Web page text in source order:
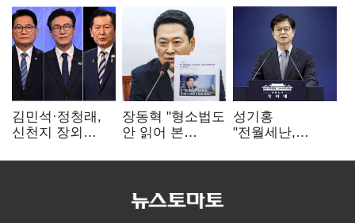
김민석·정청래,
신천지 장외
"호남 계몽 규탄"
장동혁 "형소법도
안 읽어 본
속도로 무너질
성기홍
"전월세난,
공급 문제"…닥공